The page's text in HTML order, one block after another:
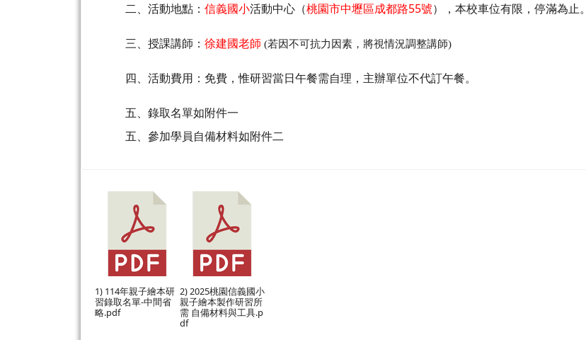
二、活動地點：信義國小活動中心（桃園市中壢區成都路55號），本校車位有限，停滿為止。
三、授課講師：徐建國老師 (若因不可抗力因素，將視情況調整講師)
四、活動費用：免費，惟研習當日午餐需自理，主辦單位不代訂午餐。
五、錄取名單如附件一
五、參加學員自備材料如附件二
1) 114年親子繪本研
習錄取名單-中間省
略.pdf
2) 2025桃園信義國小
親子繪本製作研習所
需 自備材料與工具.p
df